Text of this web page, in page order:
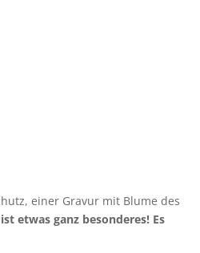
einer Gravur mit Blume des
etwas ganz besonderes! Es